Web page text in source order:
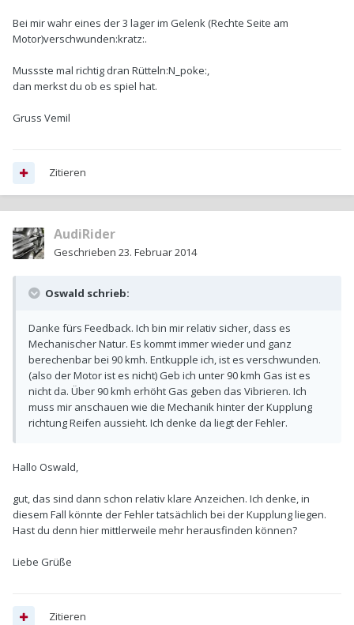
Bei mir wahr eines der 3 lager im Gelenk (Rechte Seite am
Motor)verschwunden:kratz:.
Mussste mal richtig dran Rütteln:N_poke:,
dan merkst du ob es spiel hat.
Gruss Vemil
Zitieren
AudiRider
Geschrieben 23. Februar 2014
Oswald schrieb:
Danke fürs Feedback. Ich bin mir relativ sicher, dass es
Mechanischer Natur. Es kommt immer wieder und ganz
berechenbar bei 90 kmh. Entkupple ich, ist es verschwunden.
(also der Motor ist es nicht) Geb ich unter 90 kmh Gas ist es
nicht da. Über 90 kmh erhöht Gas geben das Vibrieren. Ich
muss mir anschauen wie die Mechanik hinter der Kupplung
richtung Reifen aussieht. Ich denke da liegt der Fehler.
Hallo Oswald,
gut, das sind dann schon relativ klare Anzeichen. Ich denke, in
diesem Fall könnte der Fehler tatsächlich bei der Kupplung liegen.
Hast du denn hier mittlerweile mehr herausfinden können?
Liebe Grüße
Zitieren